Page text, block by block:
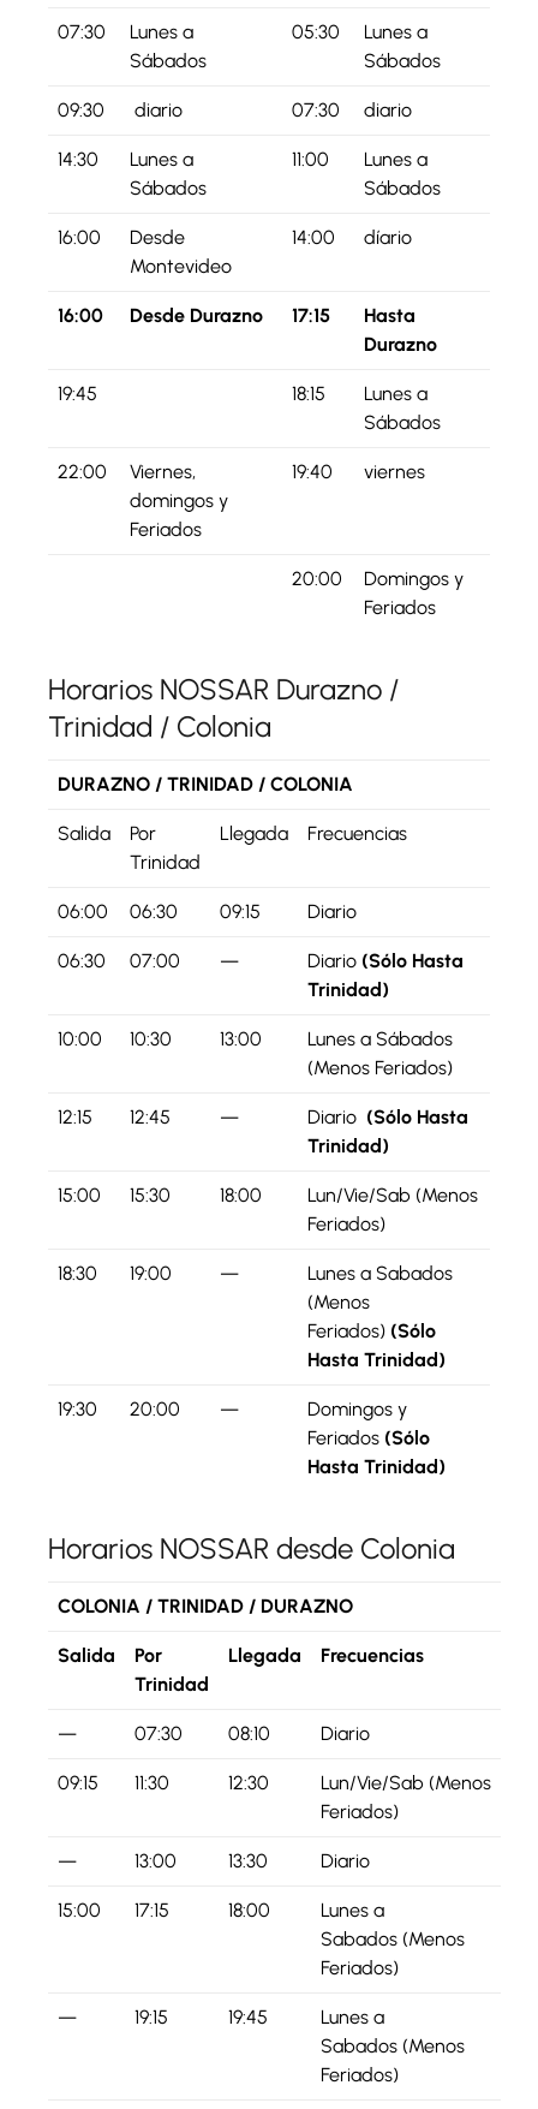
07:30
Lunes a
Sábados
05:30
Lunes a
Sábados
09:30 diario 07:30 diario
14:30
Lunes a
Sábados
11:00
Lunes a
Sábados
16:00
Desde
Montevideo
14:00 díario
16:00 Desde Durazno 17:15
Hasta
Durazno
19:45 18:15
Lunes a
Sábados
22:00
Viernes,
domingos y
Feriados
19:40 viernes
20:00
Domingos y
Feriados
Horarios NOSSAR Durazno /
Trinidad / Colonia
DURAZNO / TRINIDAD / COLONIA
Salida
Por
Trinidad
Llegada Frecuencias
06:00 06:30 09:15 Diario
06:30 07:00 — Diario (Sólo Hasta
Trinidad)
10:00 10:30 13:00
Lunes a Sábados
(Menos Feriados)
12:15 12:45 — Diario (Sólo Hasta
Trinidad)
15:00 15:30 18:00 Lun/Vie/Sab (Menos
Feriados)
18:30 19:00 —
Lunes a Sabados
(Menos
Feriados) (Sólo
Hasta Trinidad)
19:30 20:00 —
Domingos y
Feriados (Sólo
Hasta Trinidad)
Horarios NOSSAR desde Colonia
COLONIA / TRINIDAD / DURAZNO
Salida
Por
Trinidad
Llegada Frecuencias
— 07:30 08:10 Diario
09:15 11:30 12:30
Lun/Vie/Sab (Menos
Feriados)
— 13:00 13:30 Diario
15:00 17:15 18:00
Lunes a
Sabados (Menos
Feriados)
— 19:15 19:45
Lunes a
Sabados (Menos
Feriados)